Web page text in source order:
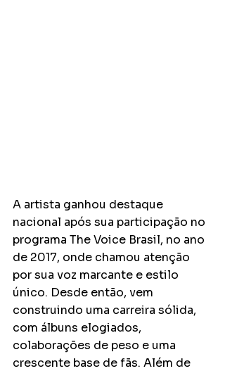
A artista ganhou destaque
nacional após sua participação no
programa The Voice Brasil, no ano
de 2017, onde chamou atenção
por sua voz marcante e estilo
único. Desde então, vem
construindo uma carreira sólida,
com álbuns elogiados,
colaborações de peso e uma
crescente base de fãs. Além de